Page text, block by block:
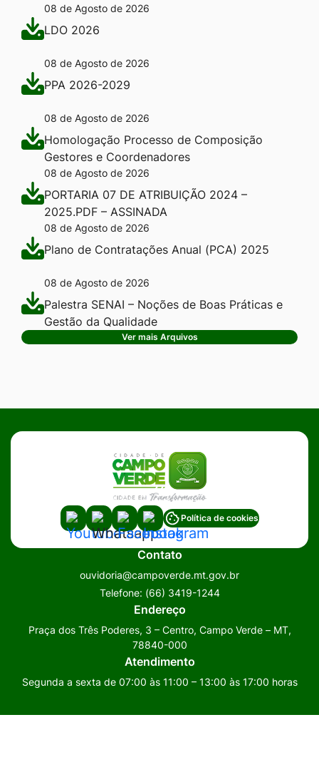
08 de Agosto de 2026
LDO 2026
08 de Agosto de 2026
PPA 2026-2029
08 de Agosto de 2026
Homologação Processo de Composição
Gestores e Coordenadores
08 de Agosto de 2026
PORTARIA 07 DE ATRIBUIÇÃO 2024 –
2025.PDF – ASSINADA
08 de Agosto de 2026
Plano de Contratações Anual (PCA) 2025
08 de Agosto de 2026
Palestra SENAI – Noções de Boas Práticas e
Gestão da Qualidade
Ver mais Arquivos
Acessar
a
Social
Acessar
a
Social
Whatsapp
Acessar
a
Rede
Social
Facebook
Acessar
a
Rede
Social
Instagram
Política de cookies
Contato
ouvidoria@campoverde.mt.gov.br
Telefone: (66) 3419-1244
Endereço
Praça dos Três Poderes, 3 – Centro, Campo Verde – MT,
78840-000
Atendimento
Segunda a sexta de 07:00 às 11:00 – 13:00 às 17:00 horas